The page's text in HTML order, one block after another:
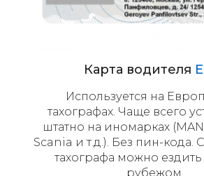
Карта водителя
Используется на
тахографах. Чаще всего
штатно на иномарках
Scania и т.д.). Без пин-кода.
тахографа можно
рубежом.